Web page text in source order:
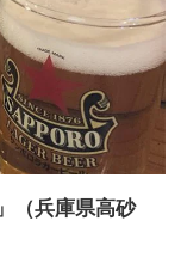
（兵庫県高砂